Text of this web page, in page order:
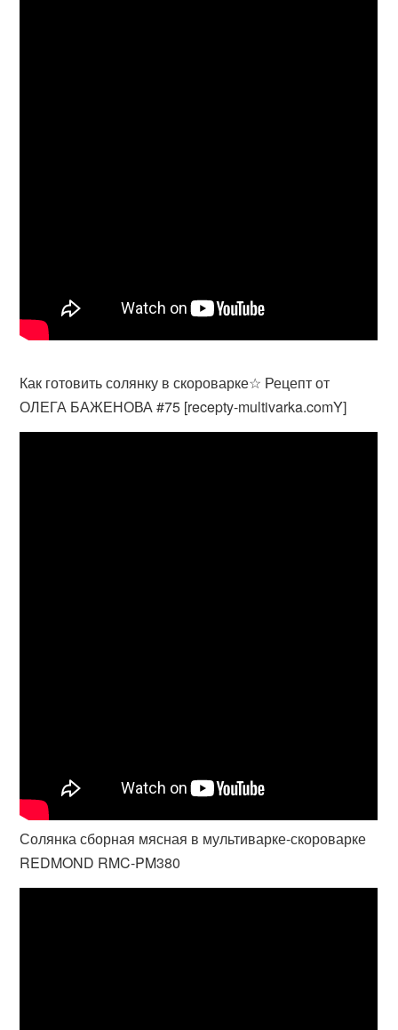
Как готовить солянку в скороварке☆ Рецепт от
ОЛЕГА БАЖЕНОВА #75 [recepty-multivarka.comY]
Солянка сборная мясная в мультиварке-скороварке
REDMOND RMC-PM380